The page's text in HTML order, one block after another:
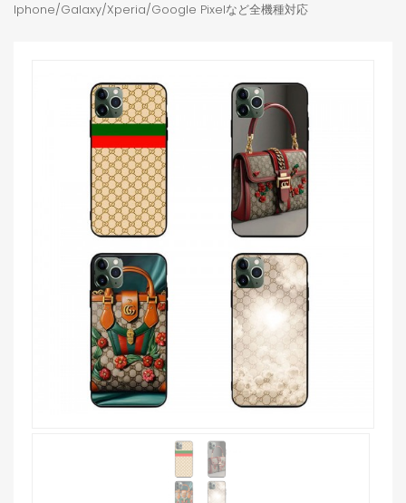
Iphone/Galaxy/Xperia/Google Pixelなど全機種対応